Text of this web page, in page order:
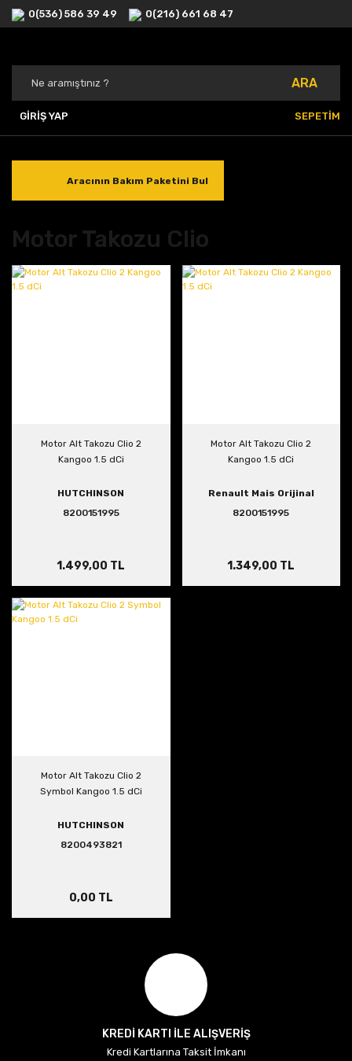
0(536) 586 39 49 0(216) 661 68 47
ARA
GİRİŞ YAP SEPETİM
Aracının Bakım Paketini Bul
Motor Takozu Clio
Motor Alt Takozu Clio 2
Kangoo 1.5 dCi
HUTCHINSON
8200151995
1.499,00 TL
Motor Alt Takozu Clio 2
Kangoo 1.5 dCi
Renault Mais Orijinal
8200151995
1.349,00 TL
Motor Alt Takozu Clio 2
Symbol Kangoo 1.5 dCi
HUTCHINSON
8200493821
0,00 TL
KREDİ KARTI İLE ALIŞVERİŞ
Kredi Kartlarına Taksit İmkanı